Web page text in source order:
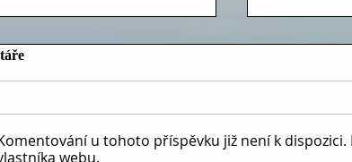
u tohoto příspěvku již není k
webu.